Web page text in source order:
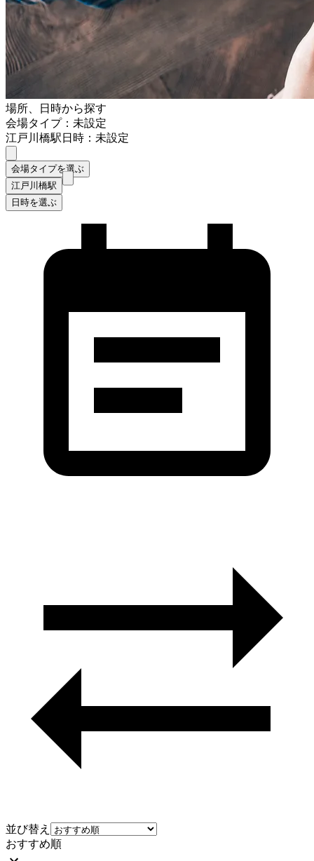
場所、日時から探す
会場タイプ：未設定
江戸川橋駅日時：未設定
会場タイプを選ぶ
江戸川橋駅
日時を選ぶ
並び替え
おすすめ順